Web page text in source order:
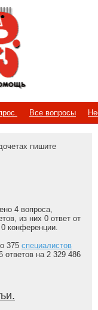
Все вопросы
пишите
4 вопроса,
из них 0 ответ от
конференции.
375 специалистов
ответов на 2 329 486